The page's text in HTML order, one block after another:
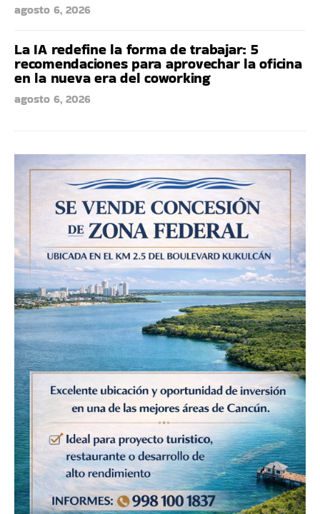
agosto 6, 2026
La IA redefine la forma de trabajar: 5
recomendaciones para aprovechar la oficina
en la nueva era del coworking
agosto 6, 2026